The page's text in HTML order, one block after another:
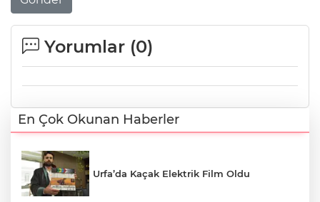
Yorumlar (0)
En Çok Okunan Haberler
Urfa’da Kaçak Elektrik Film Oldu